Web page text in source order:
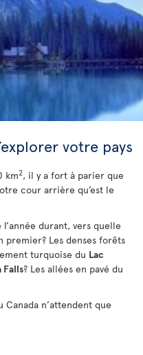
votre pays
km2, il y a fort à parier que
cour arrière qu’est le
durant, vers quelle
premier? Les denses forêts
turquoise du Lac
Falls? Les allées en pavé du
Canada n’attendent que